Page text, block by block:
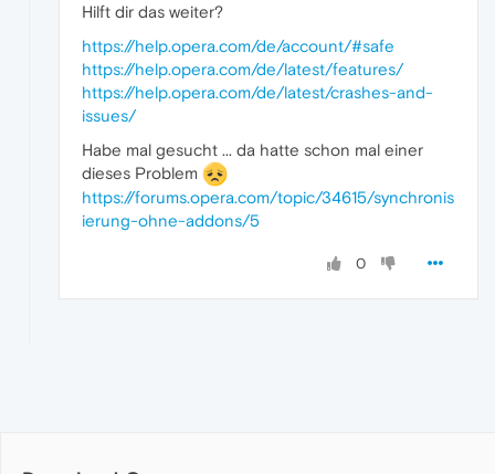
Hilft dir das weiter?
https://help.opera.com/de/account/#safe
https://help.opera.com/de/latest/features/
https://help.opera.com/de/latest/crashes-and-
issues/
Habe mal gesucht ... da hatte schon mal einer
dieses Problem
https://forums.opera.com/topic/34615/synchronis
ierung-ohne-addons/5
0